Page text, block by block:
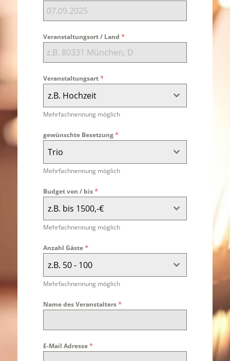
Veranstaltungsort / Land *
Veranstaltungsart*
z.B. Hochzeit
Mehrfachnennung möglich
gewünschte Besetzung*
Trio
Mehrfachnennung möglich
Budget von / bis*
z.B. bis 1500,-€
Mehrfachnennung möglich
Anzahl Gäste*
z.B. 50 - 100
Mehrfachnennung möglich
Name des Veranstalters*
E-Mail Adresse*